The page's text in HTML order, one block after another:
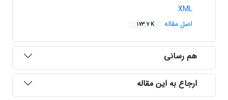
XML
اصل مقاله
173.7 K
هم رسانی
ارجاع به این مقاله